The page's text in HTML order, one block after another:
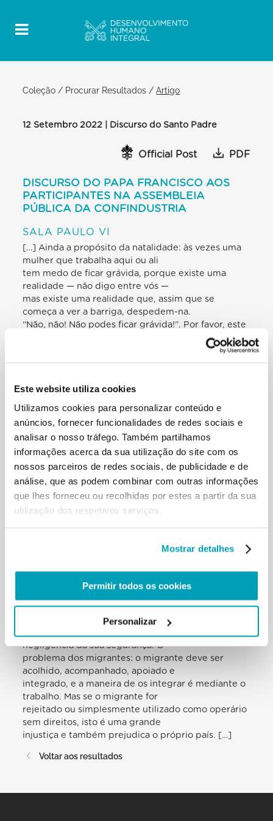
Este website utiliza cookies
Utilizamos cookies para personalizar conteúdo e
anúncios, fornecer funcionalidades de redes sociais e
analisar o nosso tráfego. Também partilhamos
informações acerca da sua utilização do site com os
nossos parceiros de redes sociais, de publicidade e de
análise, que as podem combinar com outras informações
que lhes forneceu ou recolhidas por estes a partir da sua
utilização dos respetivos serviços.
Mostrar detalhes
Permitir todos os cookies
Personalizar
Coleção / Procurar Resultados /Artigo
12 Setembro 2022 | Discurso do Santo Padre
Official Post PDF
DISCURSO DO PAPA FRANCISCO AOS
PARTICIPANTES NA ASSEMBLEIA
PÚBLICA DA CONFINDUSTRIA
SALA PAULO VI
[…] Ainda a propósito da natalidade: às vezes uma
mulher que trabalha aqui ou ali
tem medo de ficar grávida, porque existe uma
realidade — não digo entre vós —
mas existe uma realidade que, assim que se
começa a ver a barriga, despedem-na.
“Não, não! Não podes ficar grávida!”. Por favor, este
mulheres que trabalham: estudai-o, vede o que
com o trabalho. E ainda a
evidenciar. A Itália tem uma forte
vocação comunitária e territorial: o trabalho foi
sempre considerado no âmbito de
um pacto social mais amplo, em que a empresa
constitui uma parte integrante da
comunidade. O território vive da empresa e a
empresa haure linfa dos recursos de
bem-estar dos lugares onde
e valorizando capacidades indispensáveis para a
contexto atual. Ao mesmo tempo, é necessário
reiterar com força o “não” a
negligência da sua segurança. O
problema dos migrantes: o migrante deve ser
acolhido, acompanhado, apoiado e
integrado, e a maneira de os integrar é mediante o
trabalho. Mas se o migrante for
rejeitado ou simplesmente utilizado como operário
sem direitos, isto é uma grande
injustiça e também prejudica o próprio país. […]
Voltar aos resultados